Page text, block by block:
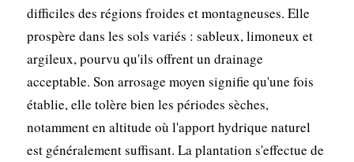
difficiles des régions froides et montagneuses. Elle
prospère dans les sols variés : sableux, limoneux et
argileux, pourvu qu'ils offrent un drainage
acceptable. Son arrosage moyen signifie qu'une fois
établie, elle tolère bien les périodes sèches,
notamment en altitude où l'apport hydrique naturel
est généralement suffisant. La plantation s'effectue de